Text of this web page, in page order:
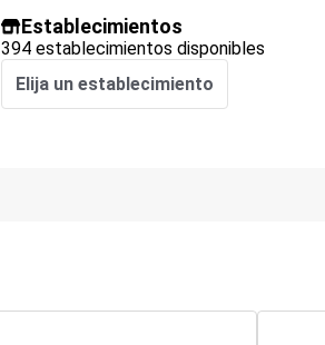
Establecimientos
394 establecimientos disponibles
Elija un establecimiento